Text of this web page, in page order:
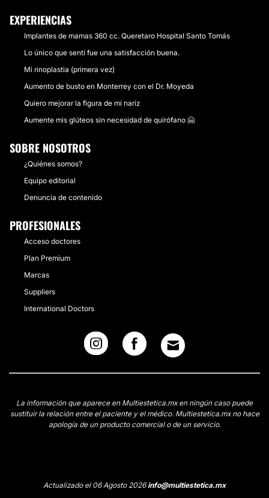
EXPERIENCIAS
Implantes de mamas 360 cc. Queretaro Hospital Santo Tomás
Lo único que sentí fue una satisfacción buena.
Mi rinoplastia (primera vez)
Aumento de busto en Monterrey con el Dr. Moyeda
Quiero mejorar la figura de mi nariz
Aumente mis glúteos sin necesidad de quirófano 🤗
SOBRE NOSOTROS
¿Quiénes somos?
Equipo editorial
Denuncia de contenido
PROFESIONALES
Acceso doctores
Plan Premium
Marcas
Suppliers
International Doctors
La información que aparece en Multiestetica.mx en ningún caso puede
sustituir la relación entre el paciente y el médico. Multiestetica.mx no hace
apología de un producto comercial o de un servicio.
Actualizado el 06 Agosto 2026info@multiestetica.mx